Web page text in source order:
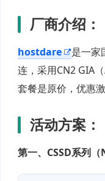
厂商介绍：
hostdare
是一家
连，采用CN2 GIA
套餐是原价，优惠
活动方案：
第一、CSSD系列（